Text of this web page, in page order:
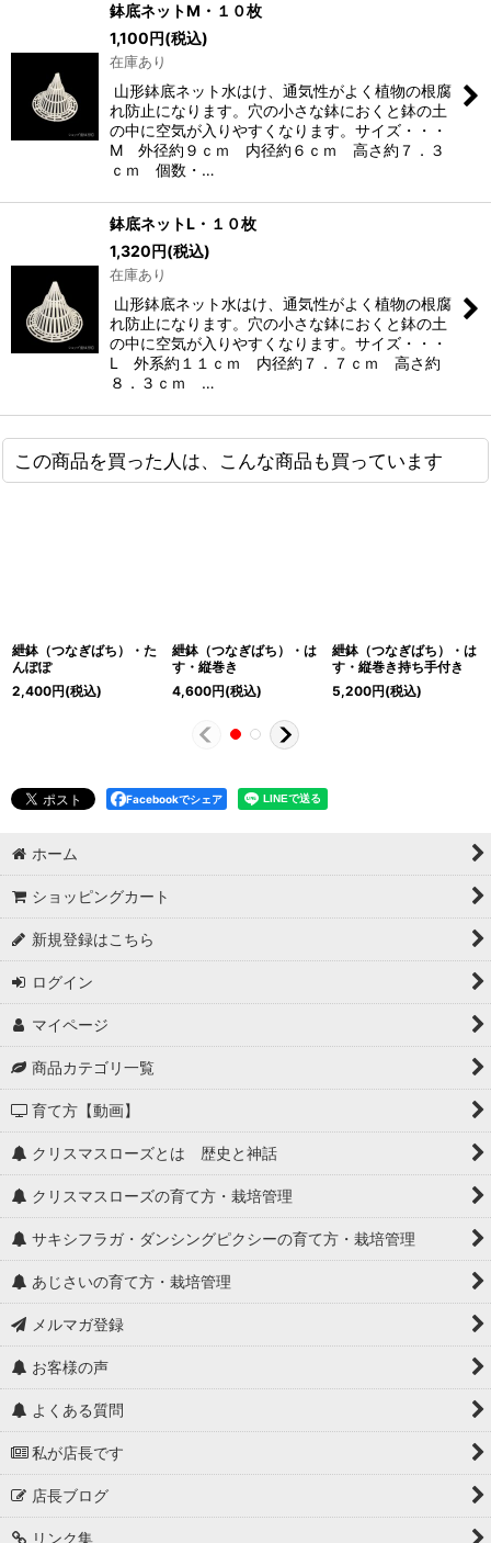
鉢底ネットM・１０枚
1,100円(税込)
在庫あり
山形鉢底ネット水はけ、通気性がよく植物の根腐
れ防止になります。穴の小さな鉢におくと鉢の土
の中に空気が入りやすくなります。サイズ・・・
M 外径約９ｃｍ 内径約６ｃｍ 高さ約７．３
ｃｍ 個数・…
鉢底ネットL・１０枚
1,320円(税込)
在庫あり
山形鉢底ネット水はけ、通気性がよく植物の根腐
れ防止になります。穴の小さな鉢におくと鉢の土
の中に空気が入りやすくなります。サイズ・・・
L 外系約１１ｃｍ 内径約７．７ｃｍ 高さ約
８．３ｃｍ …
この商品を買った人は、こんな商品も買っています
紲鉢（つなぎばち）・た
んぽぽ
2,400円(税込)
紲鉢（つなぎばち）・は
す・縦巻き
4,600円(税込)
紲鉢（つなぎばち）・は
す・縦巻き持ち手付き
5,200円(税込)
Facebookでシェア
ホーム
ショッピングカート
新規登録はこちら
ログイン
マイページ
商品カテゴリ一覧
育て方【動画】
クリスマスローズとは 歴史と神話
クリスマスローズの育て方・栽培管理
サキシフラガ・ダンシングピクシーの育て方・栽培管理
あじさいの育て方・栽培管理
メルマガ登録
お客様の声
よくある質問
私が店長です
店長ブログ
リンク集